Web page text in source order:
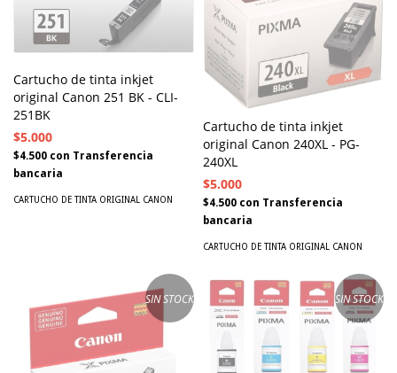
Cartucho de tinta inkjet
original Canon 251 BK - CLI-
251BK
$5.000
$4.500 con Transferencia
bancaria
CARTUCHO DE TINTA ORIGINAL CANON
Cartucho de tinta inkjet
original Canon 240XL - PG-
240XL
$5.000
$4.500 con Transferencia
bancaria
CARTUCHO DE TINTA ORIGINAL CANON
SIN STOCK SIN STOCK